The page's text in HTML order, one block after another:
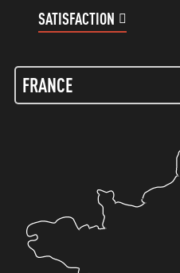
SATISFACTION